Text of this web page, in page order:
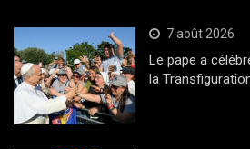
7 août 2026
Le pape a
la